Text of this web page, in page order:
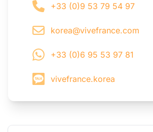
+33 (0)9 53 79 54 97
korea@vivefrance.com
+33 (0)6 95 53 97 81
vivefrance.korea